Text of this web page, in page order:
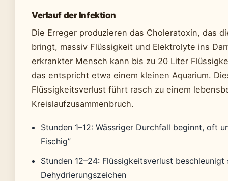
Verlauf der Infektion
Die Erreger produzieren das Choleratoxin, das
bringt, massiv Flüssigkeit und Elektrolyte ins
erkrankter Mensch kann bis zu 20 Liter
das entspricht etwa einem kleinen Aquarium.
Flüssigkeitsverlust führt rasch zu einem
Kreislaufzusammenbruch.
Stunden 1–12: Wässriger Durchfall beginnt, oft
Fischig”
Stunden 12–24: Flüssigkeitsverlust beschleunigt
Dehydrierungszeichen